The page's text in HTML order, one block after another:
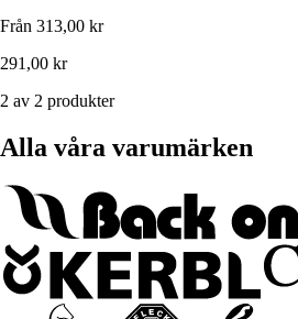
Från 313,00 kr
291,00 kr
2 av 2 produkter
Alla våra varumärken